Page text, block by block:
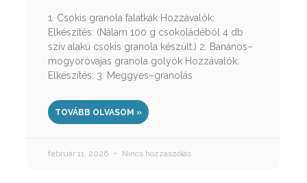
1. Csokis granola falatkák Hozzávalók:
Elkészítés: (Nálam 100 g csokoládéból 4 db
szív alakú csokis granola készült.) 2. Banános–
mogyoróvajas granola golyók Hozzávalók:
Elkészítés: 3. Meggyes–granolás
TOVÁBB OLVASOM »
február 11, 2026 Nincs hozzászólás